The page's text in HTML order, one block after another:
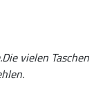
vielen Taschen